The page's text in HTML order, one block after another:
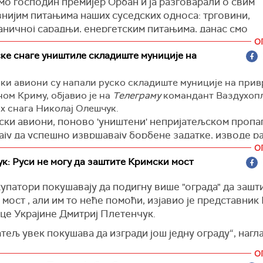
своје земље на прави начин".
питањима наших суседских односа: трговини,
сарадњи, енергетским питањима, данас смо
о хуманитарној сфери, свему што се тиче живота
и Мађарска. Посебно је разговарано о
школе у ​​Мађарској. Хвала, Викторе“, рекао је
снаге уништиле складиште муниције на
авиони су напали руско складиште муниције на
Криму, објавио је на Телеграму командант
снага Николај Олешчук.
авиони, поново 'уништени' непријатељском
да успешно извршавају борбене задатке, изводе
нападе на положаје окупатора и елиминишу важне
дубокој позадини непријатеља. Украјински пилоти су
Руси не могу да заштите Кримски мост
покушавају да подигну више "ограда" да
, али им то неће помоћи, изјавио је представник
Украјине Дмитриј Плетенчук.
увек покушава да изгради још једну ограду“,
речима, проблем за Русе је што не могу у